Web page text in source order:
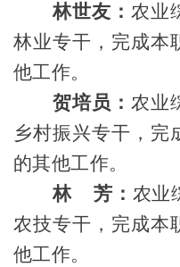
林世友：农业
林业专干， 完成本
他工作。
贺培员：农业
乡村振兴专干， 完
的其他工作。
林
芳 ： 农业
农技专干， 完成本
他工作。